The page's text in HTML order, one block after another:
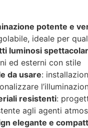
potente e
ideale per
luminosi
ed esterni con stile
da usare:
resistenti:
agli agenti
elegante e